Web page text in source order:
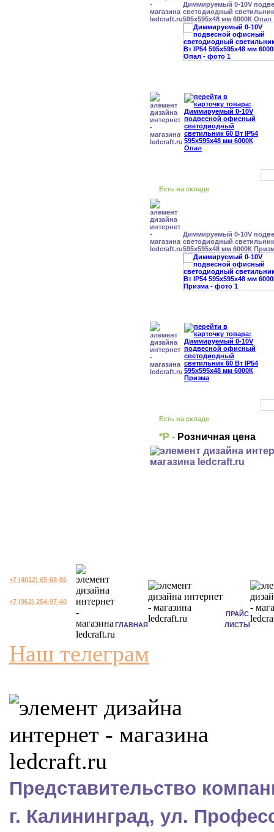
Диммируемый 0-10V
светодиодный
595x595x48 мм 6000К Опал
Есть на складе
Диммируемый 0-10V
светодиодный
595x595x48 мм 6000К
Есть на складе
*Р - Розничная цена
+7 (4012) 65-68-86
+7 (962) 254-97-40
ГЛАВНАЯ
ПРАЙС
ЛИСТЫ
Наш телеграм
Представительство
г. Калининград, ул.